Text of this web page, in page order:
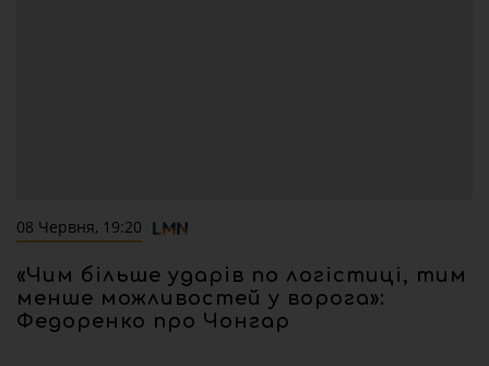
08 Червня, 19:20
«Чим більше ударів по логістиці, тим
менше можливостей у ворога»:
Федоренко про Чонгар